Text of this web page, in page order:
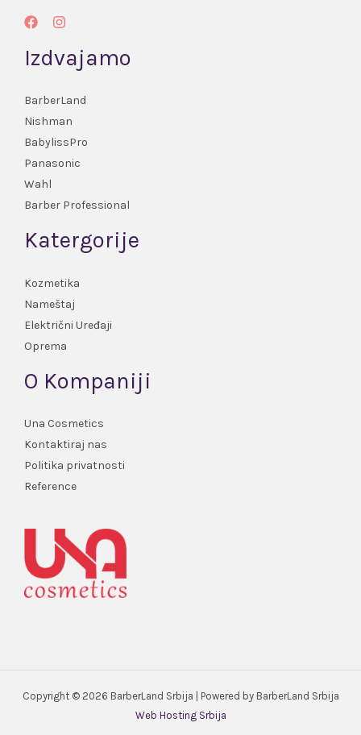
Izdvajamo
BarberLand
Nishman
BabylissPro
Panasonic
Wahl
Barber Professional
Katergorije
Kozmetika
Nameštaj
Električni Uređaji
Oprema
O Kompaniji
Una Cosmetics
Kontaktiraj nas
Politika privatnosti
Reference
Copyright © 2026 BarberLand Srbija | Powered by BarberLand Srbija
Web Hosting Srbija